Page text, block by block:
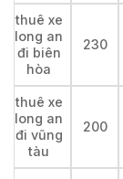
thuê xe
long an
đi biên
hòa
230
thuê xe
long an
đi vũng
tàu
200